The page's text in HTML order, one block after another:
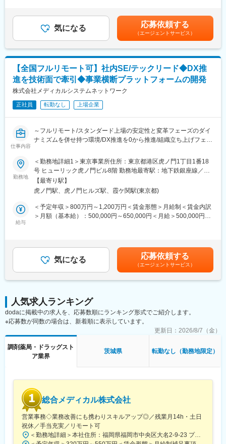
◎フルフレックスのため、業務状況やチームとの連携を踏まえつ
つ柔軟に働くことが可能。
◎Slack、Notion、GitHub、Google Workspace等を活用。リモー
トでの情報共有・プロジェクト推進を実施。
変更の範囲：会社の定める業務
業務事例：
直営店約450店舗の管理運用システム
医薬品ネットワーク加盟店(約10,000店舗)のシステム運用・開発
て業務をお任せしていきます。
さらなるマネジメント業務や、PMのスペシャリストとして業務を
極めて頂くことも可能です。
■組織構成：
システム本部は59名で構成されており、年齢も20代～50代まで幅
■キャリアパス：
アップや、スペシャリストとして業務を極めていっていただくこ
とも可能です。
■魅力：
担する等、エンジニアの就業環境をサポートする体制が整ってい
ます。
業・給食事業・訪問介護事業等、地域の「医・食・住」のインフ
ラとして
地域住民の健康を支えるトータルサービス事業を展開していま
す。地域に根差した医療サービスの提供を目指し、医薬連携によ
医療・サービスの提供を行っております。
調剤薬局事業では全国472店舗を展開、医薬品ネットワーク加盟
件数は47都道府県で約11,678件（2025年11月末）を全国各地で
事業を展開しています。
■就業環境：
残業は月平均15時間程度なので、ワークライフバランスを重視す
も実現可能です。
産休・育休取得後の復帰率も約98％など、高い定着率が特徴で、
長期的な就業が可能です。
変更の範囲：会社の定める業務
も目安の金額であり、選考を通じて上下する可能性があります。
月給(月額)は固定手当を含めた表記です。
気になる 応募依頼する
（エージェントサービス）
【全国フルリモート可】社内SE/テックリード◆DX推
進を技術面で牽引◆事業横断プラットフォームの開発
株式会社メディカルシステムネットワーク
正社員 転勤なし 上場企業
仕事内容
～フルリモート/スタンダード上場の安定性と変革フェーズのダイ
ナミズムを併せ持つ環境/DX推進を0から推進/組織立ち上げフェー
■概要
メディカルシステムネットワークでは、顧客データ・顧客接点・
データ活用を統合する「共通基盤システム」を構築するため、開
発チームを新規に立ち上げました。
グループ内には多様な事業（薬局、物流、医薬品製造販売、薬局
DX）が存在していますが、それぞれの顧客データや接点が最適化
しきれていない課題があります。これらを統合し、ポータルサイ
ト、データ連携基盤、SFA/CRMを一気通貫で繋ぎ、単一のインタ
この巨大構想を、AWSを中心としたモダンなアーキテクチャで形
にし、技術選定から実装を泥臭く、かつ戦略的に主導いただける
テックリードを募集します。ゆくゆくは開発リーダー・開発部長
・AWSベースの新規システム、データ連携基盤の設計・構築
・Salesforceを軸とした顧客データ管理の設計・意思決定
・マイクロサービス/モジュラーモノリスなどのアーキテクチャ選
・ベンダーコントロール、開発プロセス（CI/CD, IaC）の改善
・バックエンド/フロントエンドの実装（自ら手を動かす実装含
Backend: Python
Frontend: React (SPA)
Infrastructure: AWS
Tools: Salesforce
Data：DWH/BI（Radshift/Quicksight)
勤務地
＜勤務地詳細1＞東京事業所住所：東京都港区虎ノ門1丁目1番18
号 ヒューリック虎ノ門ビル8階 勤務地最寄駅：地下鉄銀座線／虎
ノ門駅受動喫煙対策：屋内全面禁煙＜勤務地詳細2＞全国（ご自宅
からのフルリモート中心）住所：支社・支店／全国各地 受動喫煙
トワーク含む）
【最寄り駅】
虎ノ門駅、虎ノ門ヒルズ駅、霞ケ関駅(東京都)
給与
＜予定年収＞800万円～1,200万円＜賃金形態＞月給制＜賃金内訳
＞月額（基本給）：500,000円～650,000円＜月給＞500,000円～
し決定致します。※賞与：年2回支給（合計3か月分支給）賃金は
あくまでも目安の金額であり、選考を通じて上下する可能性があ
ります。月給(月額)は固定手当を含めた表記です。
気になる 応募依頼する
（エージェントサービス）
人気求人ランキング
dodaに掲載中の求人を、応募数順にランキング形式でご紹介します。
※応募数が同数の場合は、新着順に表示しています。
更新日： 2026/8/7（金）
調剤薬局・ドラッグスト
ア業界
茨城県 転勤なし（勤務地限定）
総合メディカル株式会社
営業事務◇業務改善にも携わりスキルアップ◎／残業月14h・土日
祝休／手当充実／リモート可
＜勤務地詳細＞本社住所：福岡県福岡市中央区大名2-9-23 プリオ福岡ビル勤務地最寄駅：地下鉄空港線／天神駅受動喫煙対策：屋内全面禁煙変更の範囲：会社の定める事業所